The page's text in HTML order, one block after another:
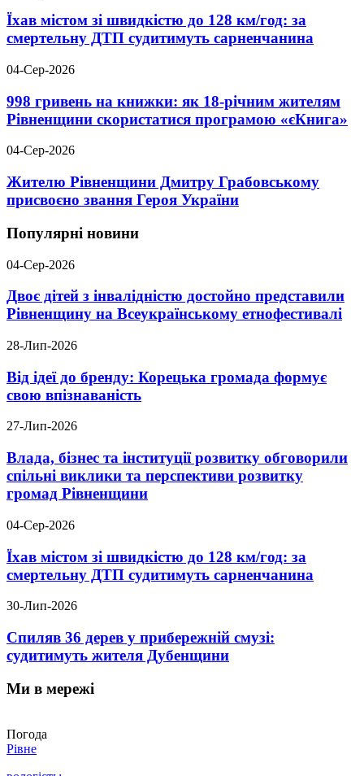
Їхав містом зі швидкістю до 128 км/год: за
смертельну ДТП судитимуть сарненчанина
04-Сер-2026
998 гривень на книжки: як 18-річним жителям
Рівненщини скористатися програмою «єКнига»
04-Сер-2026
Жителю Рівненщини Дмитру Грабовському
присвоєно звання Героя України
Популярні новини
04-Сер-2026
Двоє дітей з інвалідністю достойно представили
Рівненщину на Всеукраїнському етнофестивалі
28-Лип-2026
Від ідеї до бренду: Корецька громада формує
свою впізнаваність
27-Лип-2026
Влада, бізнес та інституції розвитку обговорили
спільні виклики та перспективи розвитку
громад Рівненщини
04-Сер-2026
Їхав містом зі швидкістю до 128 км/год: за
смертельну ДТП судитимуть сарненчанина
30-Лип-2026
Спиляв 36 дерев у прибережній смузі:
судитимуть жителя Дубенщини
Ми в мережі
Погода
Рівне